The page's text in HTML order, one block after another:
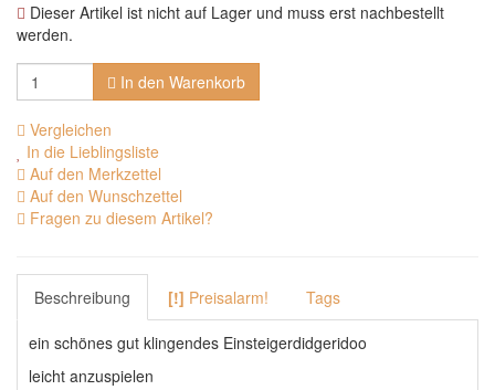
Dieser Artikel ist nicht auf Lager und muss erst nachbestellt
werden.
In den Warenkorb
Vergleichen
In die Lieblingsliste
Auf den Merkzettel
Auf den Wunschzettel
Fragen zu diesem Artikel?
Beschreibung [!] Preisalarm! Tags
ein schönes gut klingendes Einsteigerdidgeridoo
leicht anzuspielen